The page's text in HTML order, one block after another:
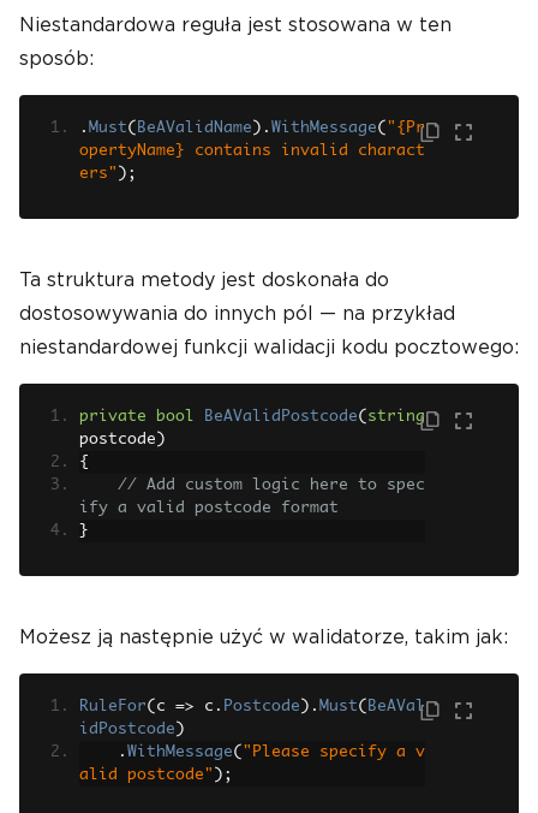
Niestandardowa reguła jest stosowana w ten
sposób:
. Must( BeAValidName ). WithMessage( "{Pr
opertyName} contains invalid charact
ers" );
Ta struktura metody jest doskonała do
dostosowywania do innych pól — na przykład
niestandardowej funkcji walidacji kodu pocztowego:
private bool BeAValidPostcode( string
postcode )
{
// Add custom logic here to spec
ify a valid postcode format
}
Możesz ją następnie użyć w walidatorze, takim jak:
RuleFor( c => c . Postcode ). Must( BeAVal
idPostcode )
. WithMessage( "Please specify a v
alid postcode" );